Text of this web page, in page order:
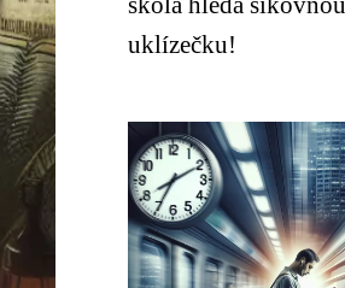
uklízečku!